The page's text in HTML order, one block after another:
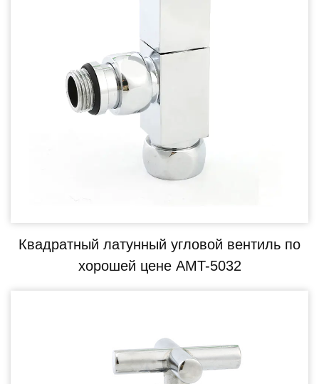
Квадратный латунный угловой вентиль по
хорошей цене AMT-5032